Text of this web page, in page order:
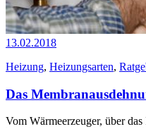
13.02.2018
Heizung, Heizungsarten,
Das
Vom Wärmeerzeuger, über